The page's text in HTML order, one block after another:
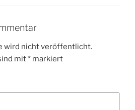
wird nicht veröffentlicht.
mit* markiert